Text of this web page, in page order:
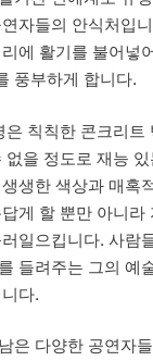
자들의 안식처입
에 활기를 불어넣
풍부하게 합니다.
은 칙칙한 콘크리트
없을 정도로 재능
생한 색상과 매혹
게 할 뿐만 아니라
일으킵니다. 사람
들려주는 그의 예
다.
은 다양한 공연자